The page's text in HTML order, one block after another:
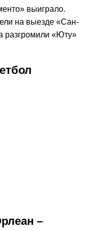
выиграло.
на выезде «Сан-
разгромили «Юту»
–